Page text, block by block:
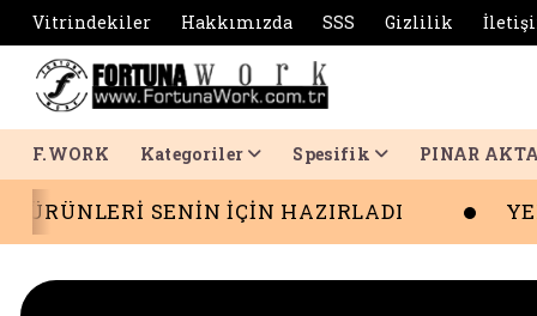
Vitrindekiler Hakkımızda SSS Gizlilik
F.WORK Kategoriler Spesifik PINAR
SENİN İÇİN HAZIRLADI YENİ